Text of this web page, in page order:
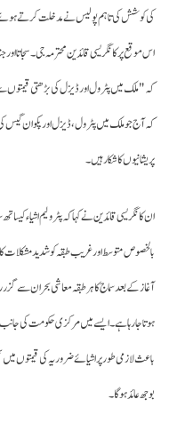
کی کوشش کی تاہم پولیس نے مدخلت کرتے ہوئے
اس موقع پر کانگریسی قائدین محترمہ جی۔
کہ "ملک میں پٹرول اور ڈیزل کی بڑھتی قیمتوں سے
کہ آج جو ملک میں پٹرول، ڈیزل اور پکوان
پریشانیوں کا شکار ہیں۔
ان کانگریسی قائدین نے کہا کہ پٹرولیم اشیاء
بالخصوص متوسط اور غریب طبقہ کو شدید مشکلات
آغاز کے بعد سماج کا ہر طبقہ معاشی بحران سے
ہوتا جارہا ہے۔ایسے میں مرکزی حکومت کی
باعث لازمی طورپر اشیائے ضروریہ کی قیمتوں
بوجھ عائد ہوگا ۔